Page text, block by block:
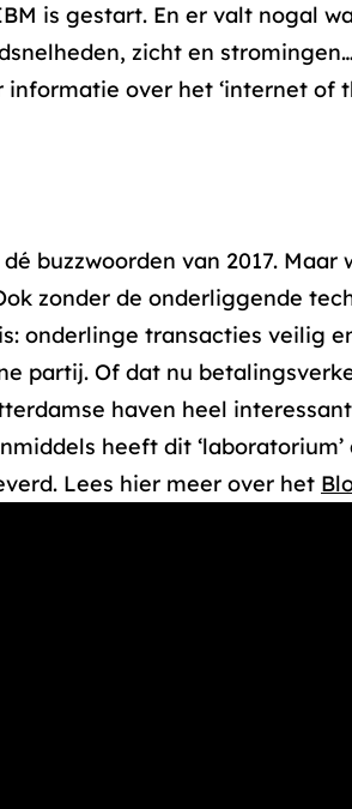
is gestart. En er valt nogal
zicht en
informatie over het ‘internet of
buzzwoorden van 2017. Maar
zonder de onderliggende
onderlinge transacties veilig
partij. Of dat nu
haven heel
heeft dit
Lees hier meer over het